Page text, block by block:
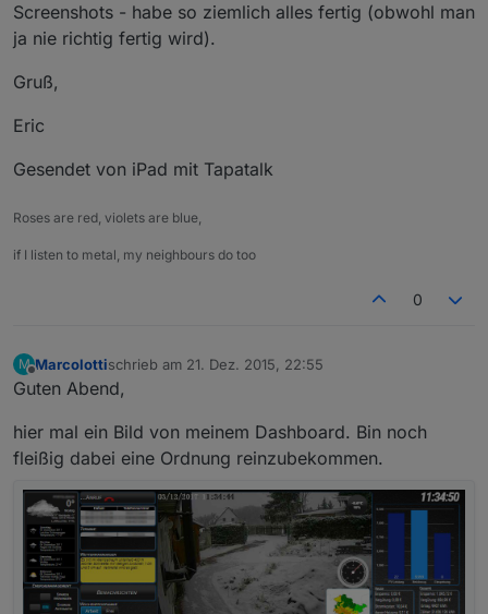
Screenshots - habe so ziemlich alles fertig (obwohl man
ja nie richtig fertig wird).
Gruß,
Eric
Gesendet von iPad mit Tapatalk
Roses are red, violets are blue,
if I listen to metal, my neighbours do too
0
M
Offline
Marcolottischrieb am 21. Dez. 2015, 22:55
zuletzt editiert von12. März 2017, 13:48
Guten Abend,
hier mal ein Bild von meinem Dashboard. Bin noch
fleißig dabei eine Ordnung reinzubekommen.